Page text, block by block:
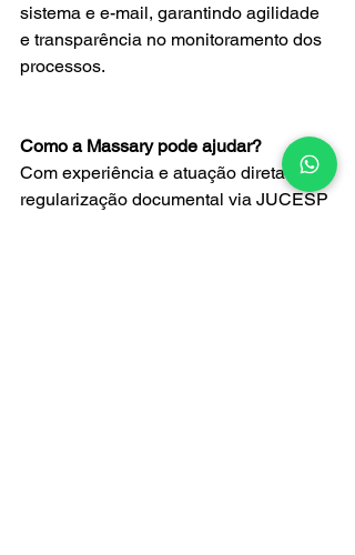
sistema e e-mail, garantindo agilidade
e transparência no monitoramento dos
processos.
Como a Massary pode ajudar?
Com experiência e atuação direta na
regularização documental via JUCESP